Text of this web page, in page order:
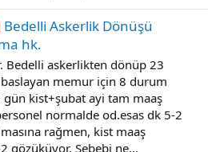
Bedelli Askerlik Dönüşü
hk.
Bedelli askerlikten dönüp 23
memur için 8 durum
kist+şubat ayi tam maaş
normalde od.esas dk 5-2
rağmen, kist maaş
gözüküyor. Sebebi ne...